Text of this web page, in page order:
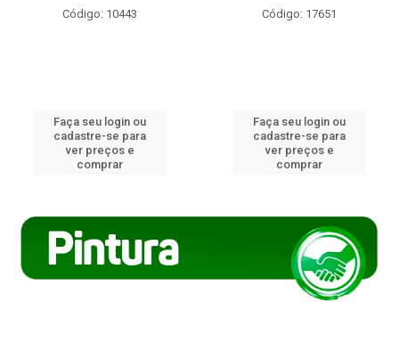
Código: 10443
Faça seu login ou
cadastre-se para
ver preços e
comprar
Código: 17651
Faça seu login ou
cadastre-se para
ver preços e
comprar